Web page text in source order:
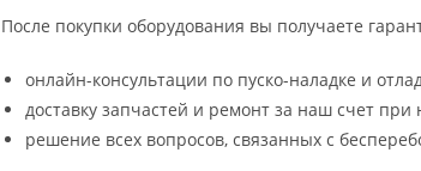
После покупки оборудования вы получаете
онлайн-консультации по пуско-наладке и
доставку запчастей и ремонт за наш счет при
решение всех вопросов, связанных с